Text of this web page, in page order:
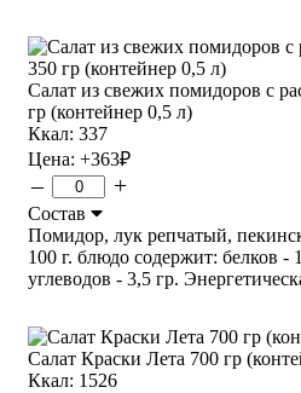
Салат из свежих помидоров с
гр (контейнер 0,5 л)
Ккал: 337
Цена: +363₽
– +
Состав
Помидор, лук репчатый,
100 г. блюдо содержит: белков -
углеводов - 3,5 гр.
Салат Краски Лета 700 гр
Ккал: 1526